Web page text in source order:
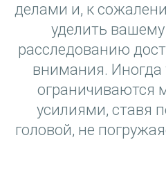
делами и, к
уделить
расследованию
внимания. Иногда
усилиями, ставя
головой, не